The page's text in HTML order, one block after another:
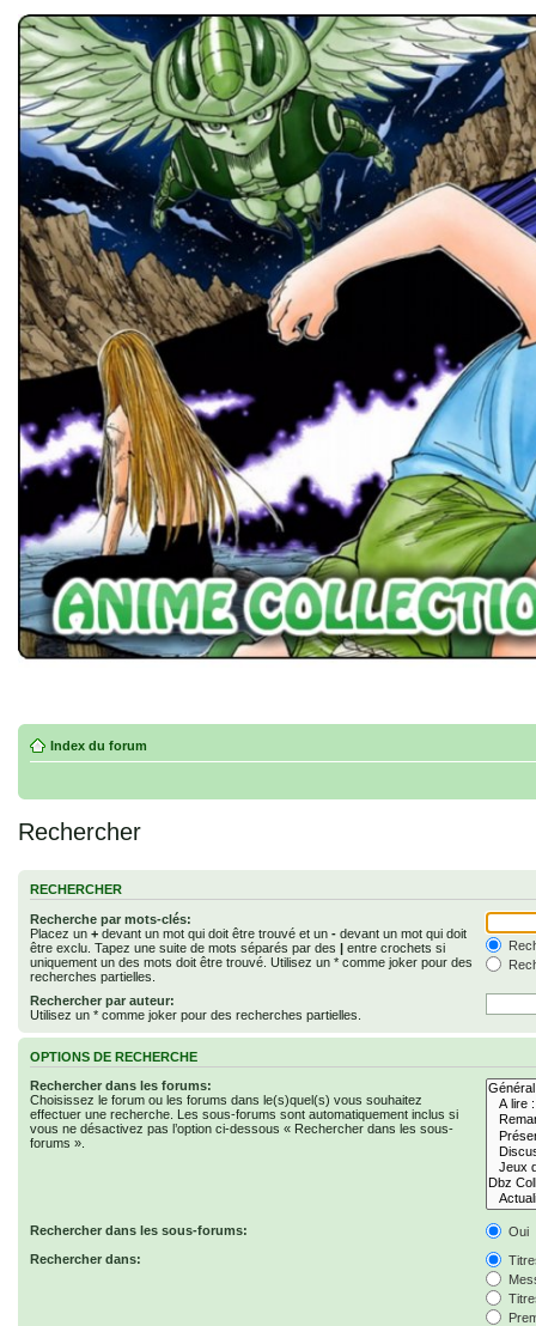
Index du forum
Rechercher
RECHERCHER
Recherche par mots-clés:
Placez un + devant un mot qui doit être trouvé et un - devant un mot qui doit
être exclu. Tapez une suite de mots séparés par des | entre crochets si
uniquement un des mots doit être trouvé. Utilisez un * comme joker pour des
recherches partielles.
Rechercher par auteur:
Utilisez un * comme joker pour des recherches partielles.
OPTIONS DE RECHERCHE
Rechercher dans les forums:
Choisissez le forum ou les forums dans le(s)quel(s) vous souhaitez
effectuer une recherche. Les sous-forums sont automatiquement inclus si
vous ne désactivez pas l’option ci-dessous « Rechercher dans les sous-
forums ».
Rechercher dans les sous-forums:
Oui
Rechercher dans: